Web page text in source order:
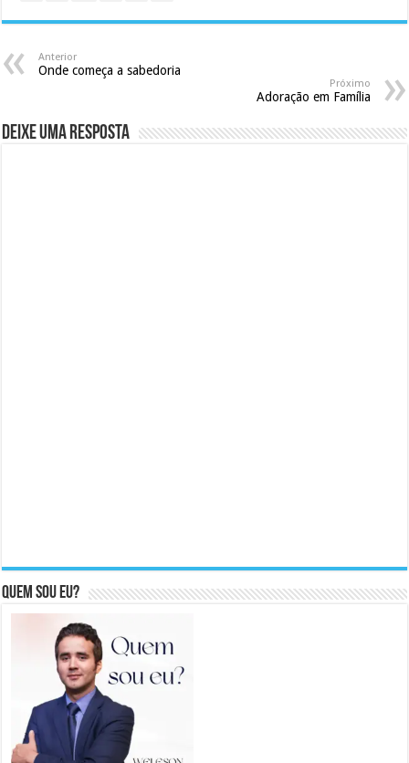
Anterior
Onde começa a sabedoria
Próximo
Adoração em Família
Deixe uma resposta
Quem sou eu?